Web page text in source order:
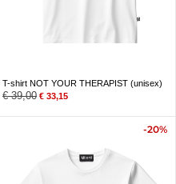
T-shirt NOT YOUR THERAPIST (unisex)
€39,00 € 33,15
-20%